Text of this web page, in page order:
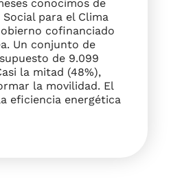
conocimos de
para el Clima
cofinanciado
Un conjunto de
de 9.099
la mitad (48%),
la movilidad. El
eficiencia energética